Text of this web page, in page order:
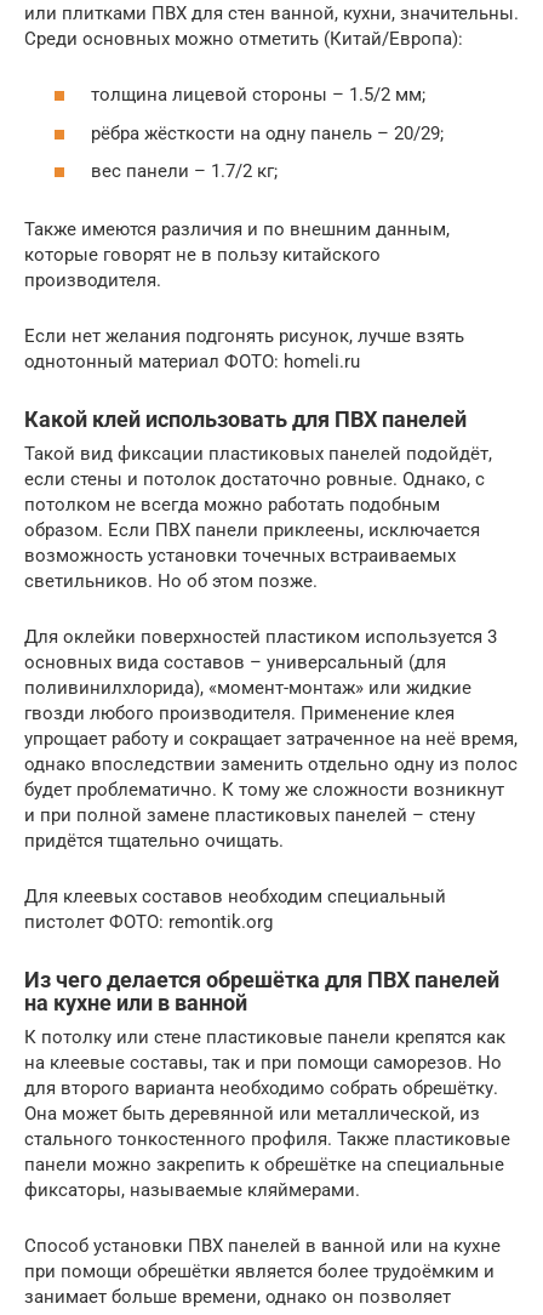
или плитками ПВХ для стен ванной, кухни, значительны.
Среди основных можно отметить (Китай/Европа):
толщина лицевой стороны – 1.5/2 мм;
рёбра жёсткости на одну панель – 20/29;
вес панели – 1.7/2 кг;
Также имеются различия и по внешним данным,
которые говорят не в пользу китайского
производителя.
Если нет желания подгонять рисунок, лучше взять
однотонный материал ФОТО: homeli.ru
Какой клей использовать для ПВХ панелей
Такой вид фиксации пластиковых панелей подойдёт,
если стены и потолок достаточно ровные. Однако, с
потолком не всегда можно работать подобным
образом. Если ПВХ панели приклеены, исключается
возможность установки точечных встраиваемых
светильников. Но об этом позже.
Для оклейки поверхностей пластиком используется 3
основных вида составов – универсальный (для
поливинилхлорида), «момент-монтаж» или жидкие
гвозди любого производителя. Применение клея
упрощает работу и сокращает затраченное на неё время,
однако впоследствии заменить отдельно одну из полос
будет проблематично. К тому же сложности возникнут
и при полной замене пластиковых панелей – стену
придётся тщательно очищать.
Для клеевых составов необходим специальный
пистолет ФОТО: remontik.org
Из чего делается обрешётка для ПВХ панелей
на кухне или в ванной
К потолку или стене пластиковые панели крепятся как
на клеевые составы, так и при помощи саморезов. Но
для второго варианта необходимо собрать обрешётку.
Она может быть деревянной или металлической, из
стального тонкостенного профиля. Также пластиковые
панели можно закрепить к обрешётке на специальные
фиксаторы, называемые кляймерами.
Способ установки ПВХ панелей в ванной или на кухне
при помощи обрешётки является более трудоёмким и
занимает больше времени, однако он позволяет